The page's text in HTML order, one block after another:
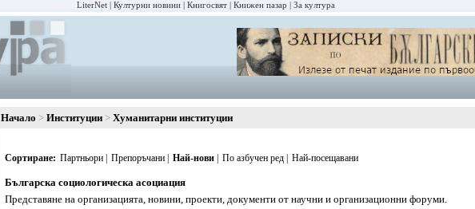
LiterNet Културни новини Книгосвят Книжен пазар За култура
Начало Институции Хуманитарни институции
Сортиране Партньори Препоръчани Най-нови По азбучен ред Най-посещавани
Българска социологическа асоциация
Представяне на организацията, новини, проекти, документи от научни и организационни форуми.